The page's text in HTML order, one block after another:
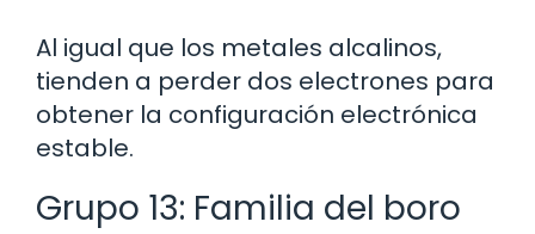
Al igual que los metales alcalinos,
tienden a perder dos electrones para
obtener la configuración electrónica
estable.
Grupo 13: Familia del boro